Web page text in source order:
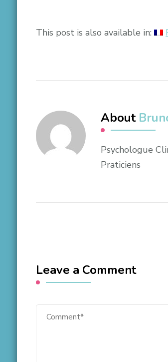
This post is also available in:
About
Psychologue
Praticiens
Leave a Comment